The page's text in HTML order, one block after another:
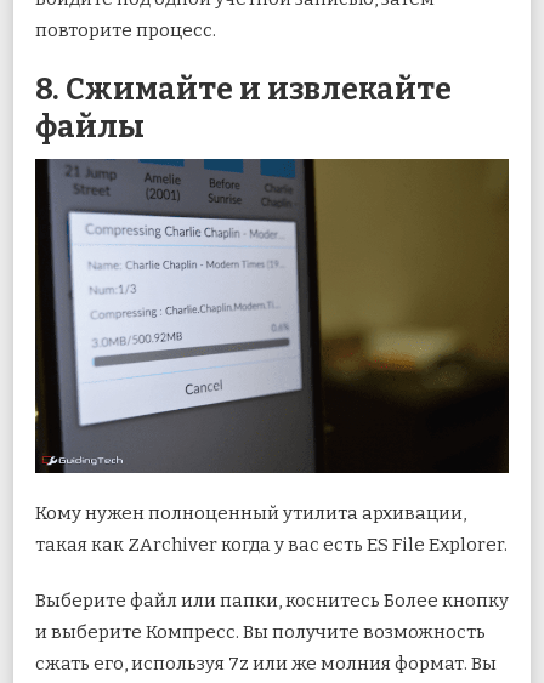
повторите процесс.
8. Сжимайте и извлекайте
файлы
Кому нужен полноценный утилита архивации,
такая как ZArchiver когда у вас есть ES File Explorer.
Выберите файл или папки, коснитесь Более кнопку
и выберите Компресс. Вы получите возможность
сжать его, используя 7z или же молния формат. Вы